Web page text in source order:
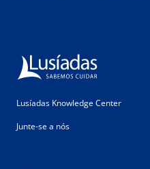
Lusíadas Knowledge Center
Junte-se a nós